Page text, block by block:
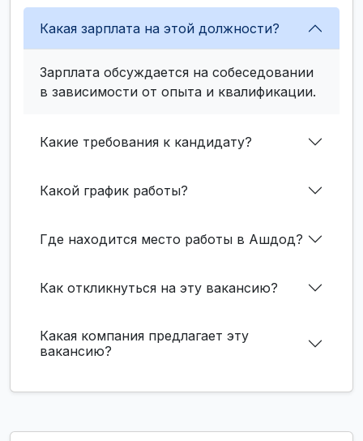
Какая зарплата на этой должности?
Зарплата обсуждается на собеседовании
в зависимости от опыта и квалификации.
Какие требования к кандидату?
Какой график работы?
Где находится место работы в Ашдод?
Как откликнуться на эту вакансию?
Какая компания предлагает эту
вакансию?